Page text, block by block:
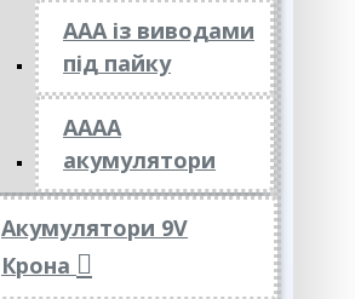
ААА із виводами
під пайку
АААА
акумулятори
Акумулятори 9V
Крона